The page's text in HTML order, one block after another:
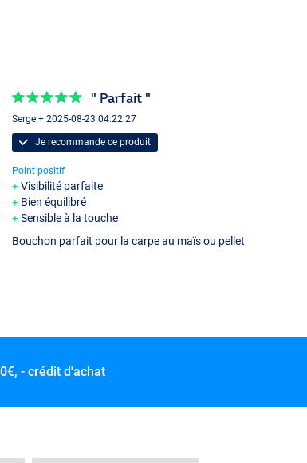
" Parfait "
Serge + 2025-08-23 04:22:27
Je recommande ce produit
Point positif
Visibilité parfaite
Bien équilibré
Sensible à la touche
Bouchon parfait pour la carpe au maïs ou pellet
- crédit d'achat